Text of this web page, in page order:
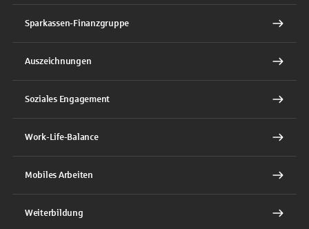
Sparkassen-Finanzgruppe
Auszeichnungen
Soziales Engagement
Work-Life-Balance
Mobiles Arbeiten
Weiterbildung